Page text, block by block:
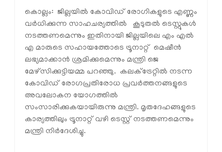
കൊല്ലം: ജില്ലയില്‍ കോവിഡ് രോഗികളുടെ എണ്ണം
വര്‍ധിക്കുന്ന സാഹചര്യത്തില്‍ കൂടുതല്‍ ടെസ്റ്റുകള്‍
നടത്തണമെന്നും ഇതിനായി ജില്ലയിലെ എം എല്‍
എ മാരുടെ സഹായത്തോടെ ട്രൂനാറ്റ് മെഷീന്‍
ലഭ്യമാക്കാന്‍ ശ്രമിക്കുമെന്നും മന്ത്രി ജെ
മേഴ്സിക്കുട്ടിയമ്മ പറഞ്ഞു. കലക്ട്രേറ്റില്‍ നടന്ന
കോവിഡ് രോഗപ്രതിരോധ പ്രവര്‍ത്തനങ്ങളുടെ
അവലോകന യോഗത്തില്‍
സംസാരിക്കുകയായിരുന്നു മന്ത്രി. മൃതദേഹങ്ങളുടെ
കാര്യത്തിലും ട്രൂനാറ്റ് വഴി ടെസ്റ്റ് നടത്തണമെന്നും
മന്ത്രി നിര്‍ദേശിച്ചു.